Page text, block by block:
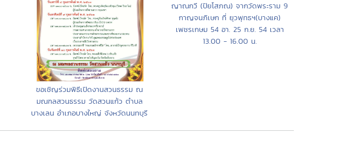
ขอเชิญร่วมพิธีเปิดงานสวนธรรม ณ
มณฑลสวนธรรม วัดสวนแก้ว ตำบล
บางเลน อำเภอบางใหญ่ จังหวัดนนทบุรี
ญาณกวี (ปิยโสภณ) จากวัดพระราม 9
กาญจนภิเษก ที่ ยุวพุทธฯ(บางแค)
เพชรเกษม 54 อา. 25 ก.ย. 54 เวลา
13.00 - 16.00 น.